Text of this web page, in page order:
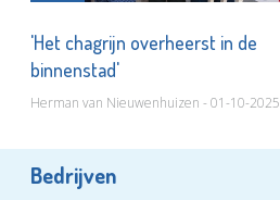
'Het chagrijn overheerst in de
binnenstad'
Herman van Nieuwenhuizen - 01-10-2025
Bedrijven